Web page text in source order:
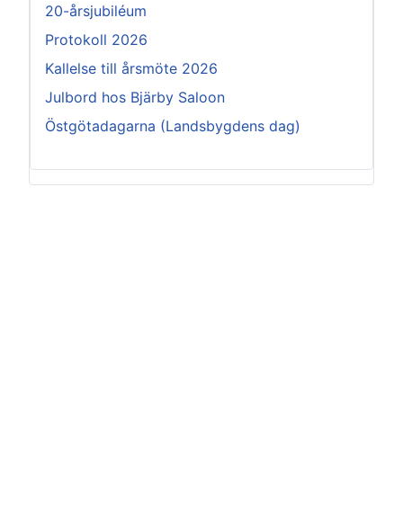
20-årsjubiléum
Protokoll 2026
Kallelse till årsmöte 2026
Julbord hos Bjärby Saloon
Östgötadagarna (Landsbygdens dag)